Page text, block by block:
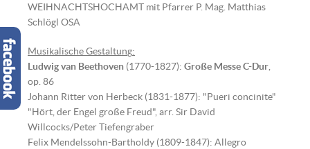
WEIHNACHTSHOCHAMT mit Pfarrer P. Mag. Matthias
Schlögl OSA
Musikalische Gestaltung:
Ludwig van Beethoven (1770-1827): Große Messe C-Dur
op. 86
Johann Ritter von Herbeck (1831-1877): "Pueri concinite"
"Hört, der Engel große Freud", arr. Sir David
Willcocks/Peter Tiefengraber
Felix Mendelssohn-Bartholdy (1809-1847): Allegro